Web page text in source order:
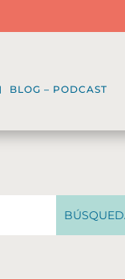
BLOG – PODCAST